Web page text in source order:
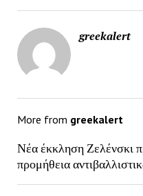
greekalert
More from greekalert
Νέα έκκληση Ζελένσκι
προμήθεια